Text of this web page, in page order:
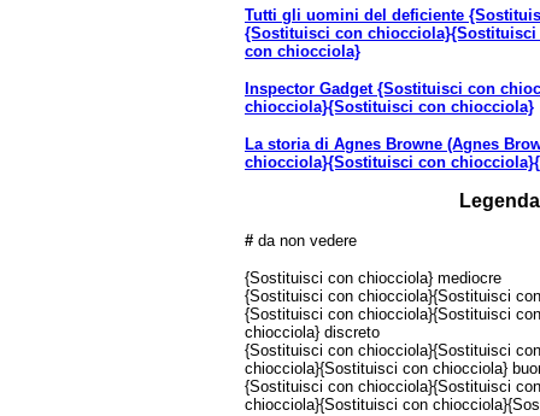
Tutti gli uomini del deficiente
{Sostituisci con
con chiocciola}
Inspector Gadget {Sostituisci con
chiocciola}{Sostituisci con chiocciola}
La storia di Agnes Browne (Agnes
chiocciola}{Sostituisci con
# da non vedere
{Sostituisci con chiocciola} mediocre
{Sostituisci con chiocciola}{Sostituisci
{Sostituisci con chiocciola}{Sostituisci
chiocciola} discreto
{Sostituisci con chiocciola}{Sostituisci
chiocciola}{Sostituisci con chiocciola}
{Sostituisci con chiocciola}{Sostituisci
chiocciola}{Sostituisci con